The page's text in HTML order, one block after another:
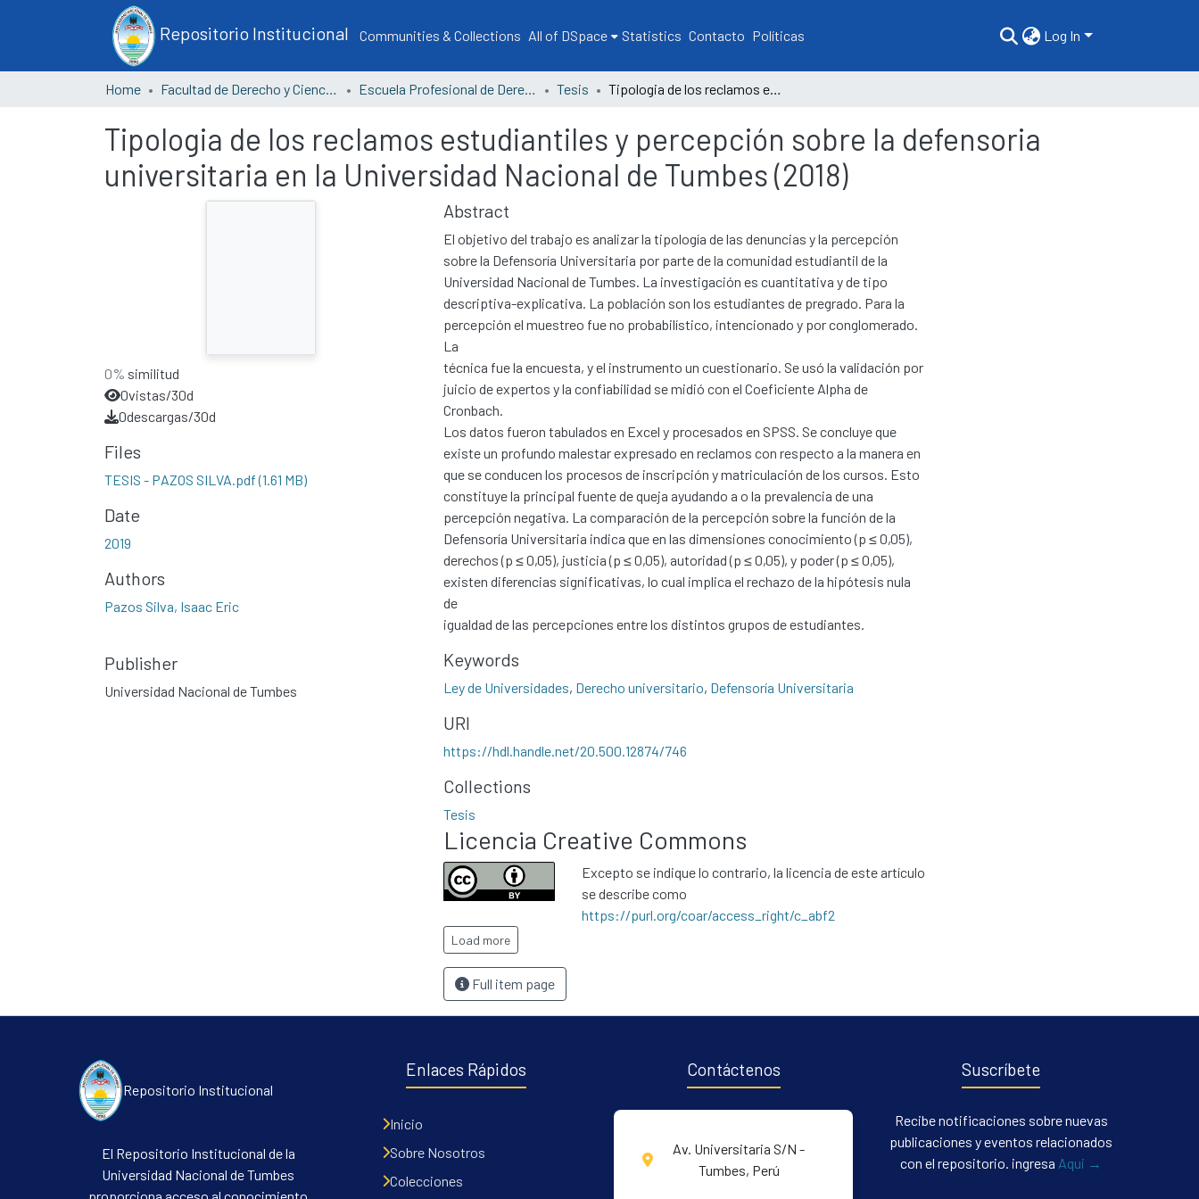
Repositorio Institucional Communities & Collections All of DSpace Statistics Contacto Políticas Log In
Home Facultad de Derecho y Ciencias Políticas Escuela Profesional de Derecho Tesis Tipologia de los reclamos estudiantiles y percepción sobre la defensoria universitaria en la Universidad Nacional de Tumbes (2018)
Tipologia de los reclamos estudiantiles y percepción sobre la defensoria
universitaria en la Universidad Nacional de Tumbes (2018)
0% similitud
0vistas/30d
0descargas/30d
Files
TESIS - PAZOS SILVA.pdf(1.61 MB)
Date
2019
Authors
Pazos Silva, Isaac Eric
Publisher
Universidad Nacional de Tumbes
Abstract
El objetivo del trabajo es analizar la tipología de las denuncias y la percepción
sobre la Defensoría Universitaria por parte de la comunidad estudiantil de la
Universidad Nacional de Tumbes. La investigación es cuantitativa y de tipo
descriptiva-explicativa. La población son los estudiantes de pregrado. Para la
percepción el muestreo fue no probabilístico, intencionado y por conglomerado.
La
técnica fue la encuesta, y el instrumento un cuestionario. Se usó la validación por
juicio de expertos y la confiabilidad se midió con el Coeficiente Alpha de
Cronbach.
Los datos fueron tabulados en Excel y procesados en SPSS. Se concluye que
existe un profundo malestar expresado en reclamos con respecto a la manera en
que se conducen los procesos de inscripción y matriculación de los cursos. Esto
constituye la principal fuente de queja ayudando a o la prevalencia de una
percepción negativa. La comparación de la percepción sobre la función de la
Defensoría Universitaria indica que en las dimensiones conocimiento (p ≤ 0,05),
derechos (p ≤ 0,05), justicia (p ≤ 0,05), autoridad (p ≤ 0,05), y poder (p ≤ 0,05),
existen diferencias significativas, lo cual implica el rechazo de la hipótesis nula
de
igualdad de las percepciones entre los distintos grupos de estudiantes.
Keywords
Ley de Universidades, Derecho universitario, Defensoría Universitaria
URI
https://hdl.handle.net/20.500.12874/746
Collections
Tesis
Licencia Creative Commons
Excepto se indique lo contrario, la licencia de este artículo
se describe como
https://purl.org/coar/access_right/c_abf2
Load more
Full item page
Repositorio Institucional
El Repositorio Institucional de la
Universidad Nacional de Tumbes
Enlaces Rápidos
Inicio
Sobre Nosotros
Colecciones
Contáctenos
Av. Universitaria S/N -
Tumbes, Perú
Suscríbete
Recibe notificaciones sobre nuevas
publicaciones y eventos relacionados
con el repositorio. ingresa Aqui →